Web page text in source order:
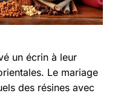
un écrin à leur
Le mariage
des résines avec